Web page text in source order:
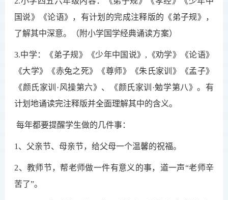
国说》《论语》，有计划的完成注释版的《弟子规》，
了解其中深意。（附小学国学经典诵读方案）
3.中学：《弟子规》《少年中国说》,《劝学》《论语》
《大学》《赤兔之死》《尊师》《朱氏家训》《孟子》
《颜氏家训·风操第六》、《颜氏家训·勉学第八》。有
计划地诵读完注释版并全面理解其中的含义。
每年都要提醒学生做的几件事：
1、父亲节、母亲节，给父母一个温馨的祝福。
2、 教师节，帮老师做一件有意义的事，道一声“老师辛
苦了”。